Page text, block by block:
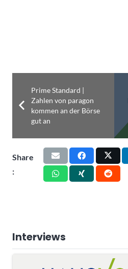
Prime Standard |
Zahlen von paragon
kommen an der Börse
gut an
Share
:
Interviews